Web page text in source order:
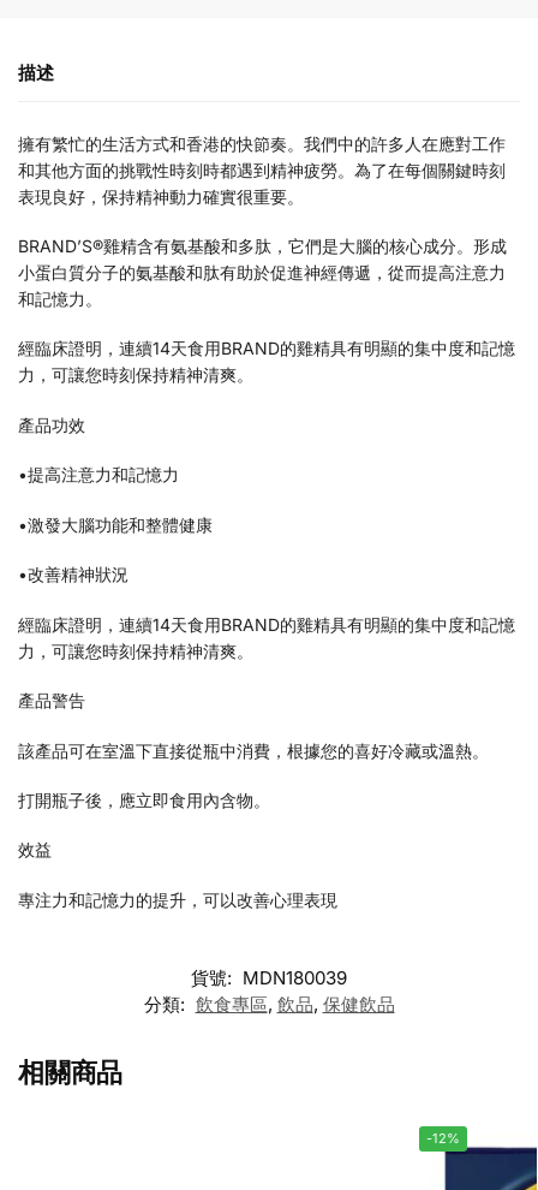
描述
擁有繁忙的生活方式和香港的快節奏。我們中的許多人在應對工作
和其他方面的挑戰性時刻時都遇到精神疲勞。為了在每個關鍵時刻
表現良好，保持精神動力確實很重要。
BRAND’S®雞精含有氨基酸和多肽，它們是大腦的核心成分。形成
小蛋白質分子的氨基酸和肽有助於促進神經傳遞，從而提高注意力
和記憶力。
經臨床證明，連續14天食用BRAND的雞精具有明顯的集中度和記憶
力，可讓您時刻保持精神清爽。
產品功效
•提高注意力和記憶力
•激發大腦功能和整體健康
•改善精神狀況
經臨床證明，連續14天食用BRAND的雞精具有明顯的集中度和記憶
力，可讓您時刻保持精神清爽。
產品警告
該產品可在室溫下直接從瓶中消費，根據您的喜好冷藏或溫熱。
打開瓶子後，應立即食用內含物。
效益
專注力和記憶力的提升，可以改善心理表現
貨號: MDN180039
分類: 飲食專區, 飲品, 保健飲品
相關商品
-12%